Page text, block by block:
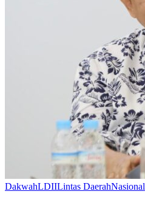
DakwahLDIILintas DaerahNasional